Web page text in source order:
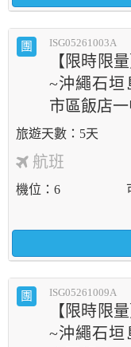
團 ISG05261003A
【限時限
~沖繩石垣
市區飯店
5天
航班
機位 6
團 ISG05261009A
【限時限
~沖繩石垣